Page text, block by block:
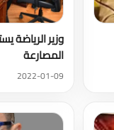
وزير الرياضة
المصارعة
2022-01-09